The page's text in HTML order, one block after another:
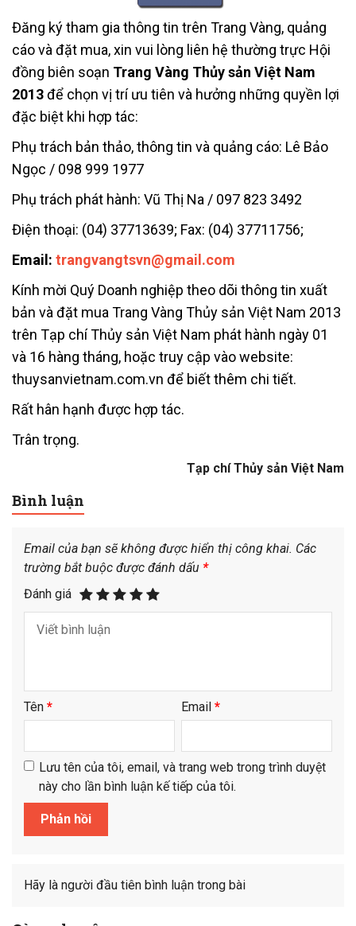
Đăng ký tham gia thông tin trên Trang Vàng, quảng
cáo và đặt mua, xin vui lòng liên hệ thường trực Hội
đồng biên soạn Trang Vàng Thủy sản Việt Nam
2013để chọn vị trí ưu tiên và hưởng những quyền lợi
đặc biệt khi hợp tác:
Phụ trách bản thảo, thông tin và quảng cáo: Lê Bảo
Ngọc / 098 999 1977
Phụ trách phát hành: Vũ Thị Na / 097 823 3492
Điện thoại: (04) 37713639; Fax: (04) 37711756;
Email: trangvangtsvn@gmail.com
Kính mời Quý Doanh nghiệp theo dõi thông tin xuất
bản và đặt mua Trang Vàng Thủy sản Việt Nam 2013
trên Tạp chí Thủy sản Việt Nam phát hành ngày 01
và 16 hàng tháng, hoặc truy cập vào website:
thuysanvietnam.com.vn để biết thêm chi tiết.
Rất hân hạnh được hợp tác.­
Trân trọng.
Tạp chí Thủy sản Việt Nam
Bình luận
Email của bạn sẽ không được hiển thị công khai. Các
trường bắt buộc được đánh dấu *
Đánh giá
Tên * Email *
Lưu tên của tôi, email, và trang web trong trình duyệt
này cho lần bình luận kế tiếp của tôi.
Hãy là người đầu tiên bình luận trong bài